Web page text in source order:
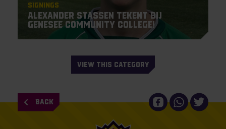
Signings
Alexander Stassen tekent bij
Genesee Community College!
VIEW THIS CATEGORY
BACK